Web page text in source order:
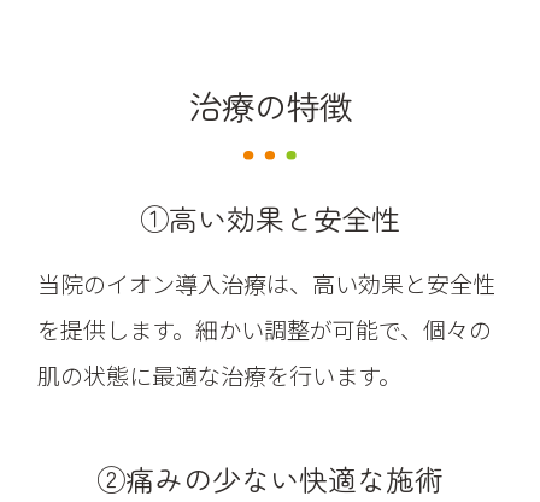
治療の特徴
①高い効果と安全性
当院のイオン導入治療は、高い効果と安全性
を提供します。細かい調整が可能で、個々の
肌の状態に最適な治療を行います。
②痛みの少ない快適な施術